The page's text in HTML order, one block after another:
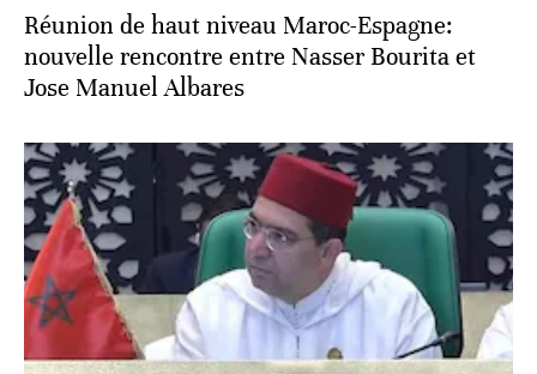
Réunion de haut niveau Maroc-Espagne:
nouvelle rencontre entre Nasser Bourita et
Jose Manuel Albares